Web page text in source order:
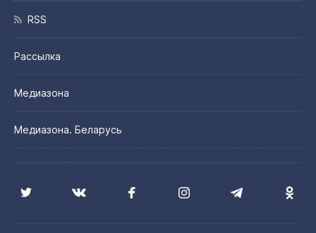
RSS
Рассылка
Медиазона
Медиазона. Беларусь